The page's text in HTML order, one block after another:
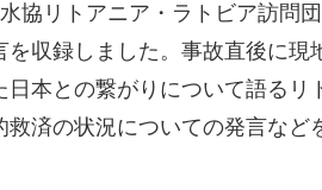
協リトアニア・ラトビア訪問
を収録しました。事故直後に
日本との繋がりについて語る
済の状況についての発言など